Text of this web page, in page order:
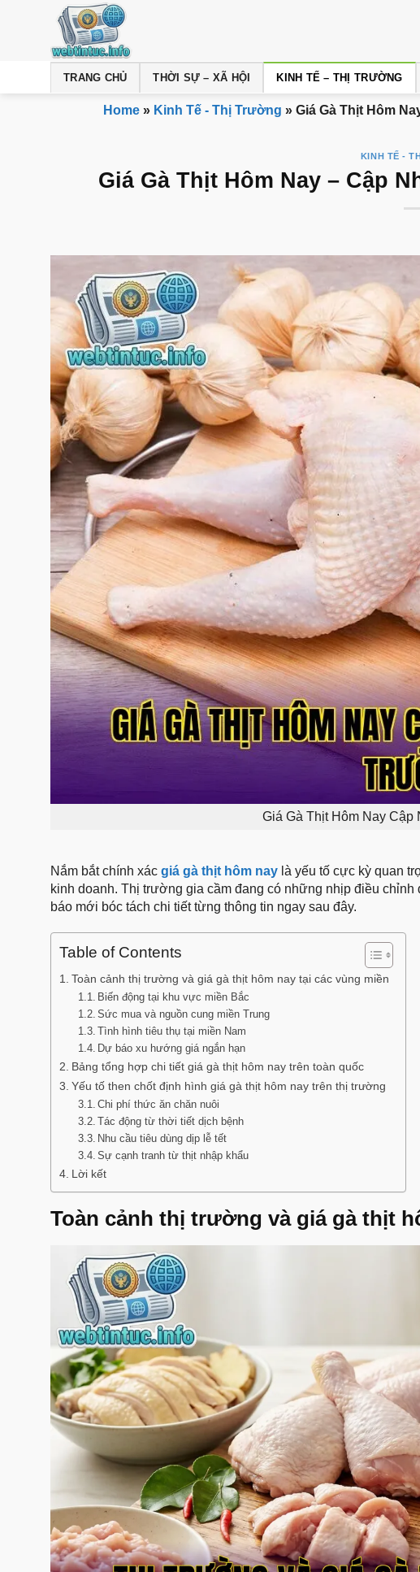
TRANG CHỦ THỜI SỰ – XÃ HỘI KINH TẾ – THỊ TRƯỜNG
Home » Kinh Tế - Thị Trường » Giá Gà Thịt Hôm
KINH TẾ -
Giá Gà Thịt Hôm Nay – Cập
Giá Gà Thịt Hôm Nay
Nắm bắt chính xác giá gà thịt hôm nay là yếu tố cực kỳ quan
kinh doanh. Thị trường gia cầm đang có những nhịp điều
báo mới bóc tách chi tiết từng thông tin ngay sau đây.
Table of Contents
Toàn cảnh thị trường và giá gà thịt hôm nay tại các vùng miền
Biến động tại khu vực miền Bắc
Sức mua và nguồn cung miền Trung
Tình hình tiêu thụ tại miền Nam
Dự báo xu hướng giá ngắn hạn
Bảng tổng hợp chi tiết giá gà thịt hôm nay trên toàn quốc
Yếu tố then chốt định hình giá gà thịt hôm nay trên thị trường
Chi phí thức ăn chăn nuôi
Tác động từ thời tiết dịch bệnh
Nhu cầu tiêu dùng dịp lễ tết
Sự cạnh tranh từ thịt nhập khẩu
Lời kết
Toàn cảnh thị trường và giá gà thịt